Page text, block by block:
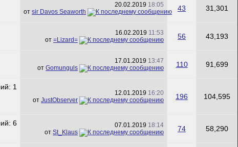
20.02.2019 18:05
от sir Davos Seaworth 43 31,301
16.02.2019 11:53
от =Lizard= 56 43,193
17.01.2019 13:47
от Gomunguls 110 91,699
12.01.2019 16:20
от JustObserver 196 104,595
07.01.2019 18:14
от St_Klaus 74 58,290